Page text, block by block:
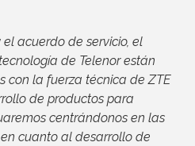
acuerdo de servicio, el
de Telenor están
con la fuerza técnica de ZTE
de productos para
centrándonos en las
cuanto al desarrollo de